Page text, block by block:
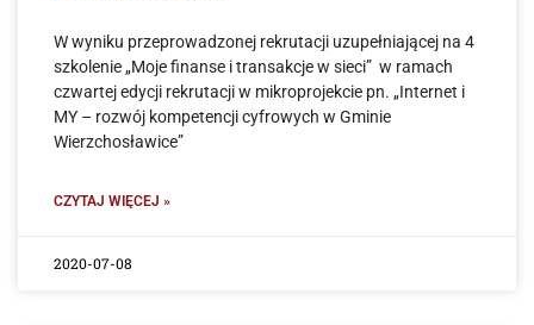
W wyniku przeprowadzonej rekrutacji uzupełniającej na 4
szkolenie „Moje finanse i transakcje w sieci” w ramach
czwartej edycji rekrutacji w mikroprojekcie pn. „Internet i
MY – rozwój kompetencji cyfrowych w Gminie
Wierzchosławice”
CZYTAJ WIĘCEJ »
2020-07-08